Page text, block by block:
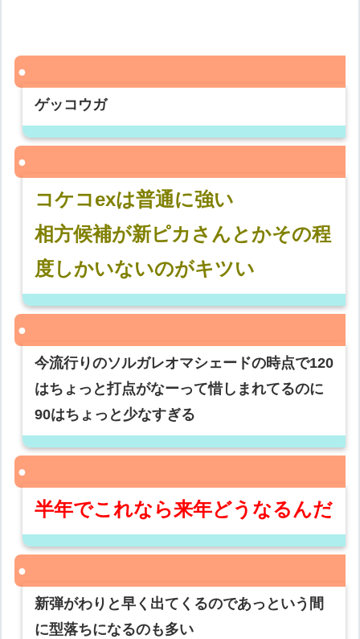
ゲッコウガ
コケコexは普通に強い
相方候補が新ピカさんとかその程
度しかいないのがキツい
今流行りのソルガレオマシェードの時点で120
はちょっと打点がなーって惜しまれてるのに
90はちょっと少なすぎる
半年でこれなら来年どうなるんだ
新弾がわりと早く出てくるのであっという間
に型落ちになるのも多い